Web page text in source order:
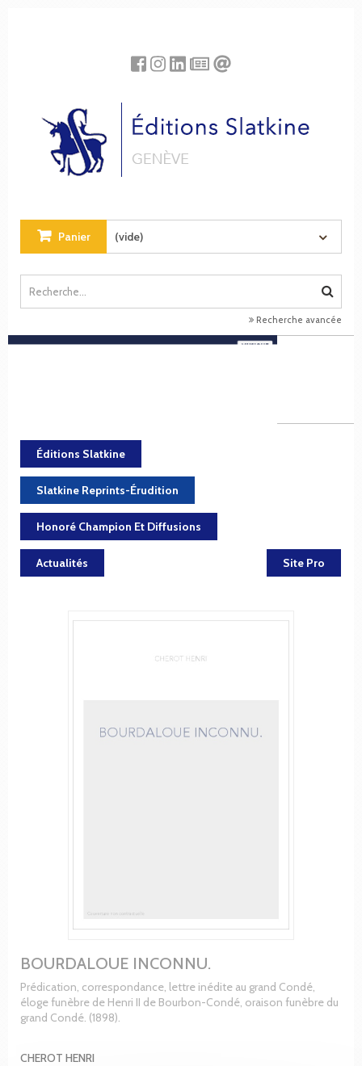
Panier (vide)
Recherche avancée
Éditions Slatkine
Slatkine Reprints-Érudition
Honoré Champion Et Diffusions
Actualités Site Pro
BOURDALOUE INCONNU.
Prédication, correspondance, lettre inédite au grand Condé,
éloge funèbre de Henri II de Bourbon-Condé, oraison funèbre du
grand Condé. (1898).
CHEROT HENRI